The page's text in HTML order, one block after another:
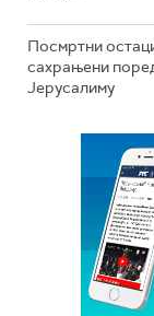
Посмртни
сахрањени
Јерусалиму